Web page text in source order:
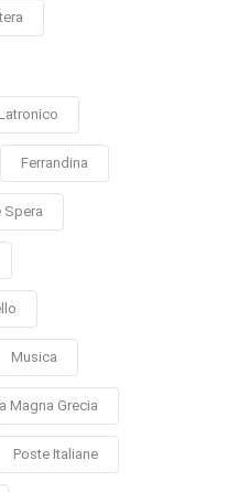
Ferrandina
Spera
Musica
Magna Grecia
Poste Italiane